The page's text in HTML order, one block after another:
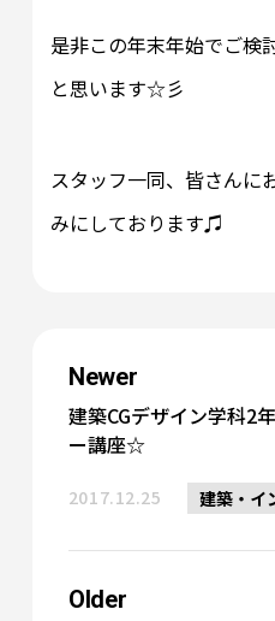
是非この年末年始でご検
と思います☆彡
スタッフ一同、皆さんに
みにしております♫
Newer
建築CGデザイン学科
ー講座☆
2017.12.25 建築・イ
Older